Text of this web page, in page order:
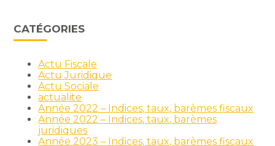
CATÉGORIES
Actu Fiscale
Actu Juridique
Actu Sociale
actualite
Année 2022 – Indices, taux, barèmes fiscaux
Année 2022 – Indices, taux, barèmes
juridiques
Année 2023 – Indices, taux, barèmes fiscaux